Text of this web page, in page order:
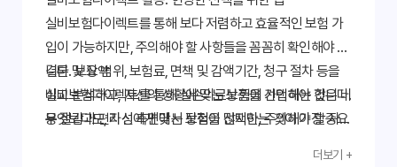
실비보험다이렉트를 통해 보다 저렴하고 효율적인 보험 가
입이 가능하지만, 주의해야 할 사항들을 꼼꼼히 확인해야 합
니다. 보장 범위, 보험료, 면책 및 감액기간, 청구 절차 등을
비교 분석하고, 자신의 상황에 맞는 상품을 선택해야 합니다.
무엇보다도, 자신에게 맞는 보험을 선택하는 것이 가장 중요
결론 및 요약
실비보험다이렉트를 통해 실손의료보험에 가입하는 것은 비
용 절감과 편리성 측면에서 장점이 많지만, 주의해야 할 사항
더보기 +